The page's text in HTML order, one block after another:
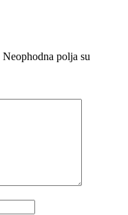
Neophodna polja su